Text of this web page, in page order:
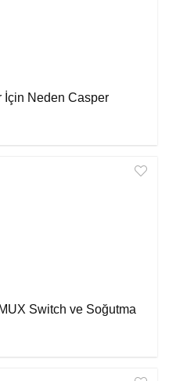
İçin Neden Casper
Switch ve Soğutma